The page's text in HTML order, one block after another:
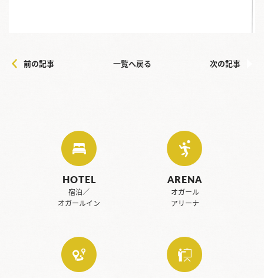
前の記事 一覧へ戻る 次の記事
HOTEL
宿泊／
オガールイン
ARENA
オガール
アリーナ